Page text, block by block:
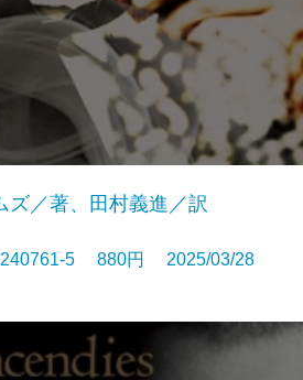
ズ／著、田村義進／訳
5 880円 2025/03/28